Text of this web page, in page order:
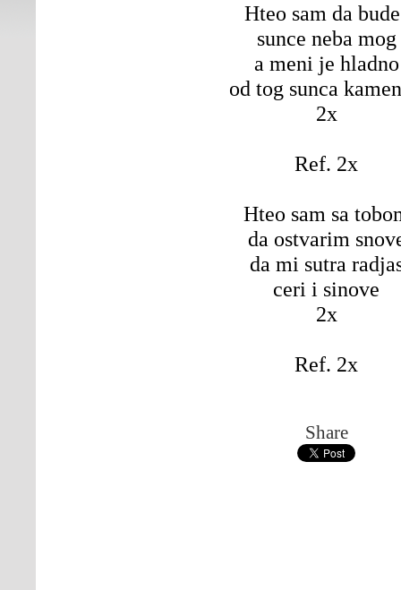
Hteo sam da
sunce neba mog
a meni je hladno
od tog sunca
2x
Ref. 2x
Hteo sam sa
da ostvarim
da mi sutra
ceri i sinove
2x
Ref. 2x
Share